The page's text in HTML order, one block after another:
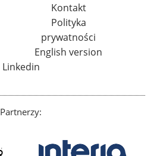
Kontakt
Polityka
prywatności
English version
Linkedin
Partnerzy: